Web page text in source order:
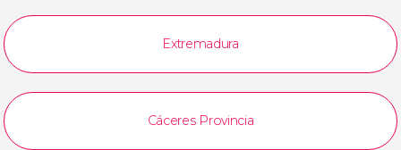
Extremadura
Cáceres Provincia